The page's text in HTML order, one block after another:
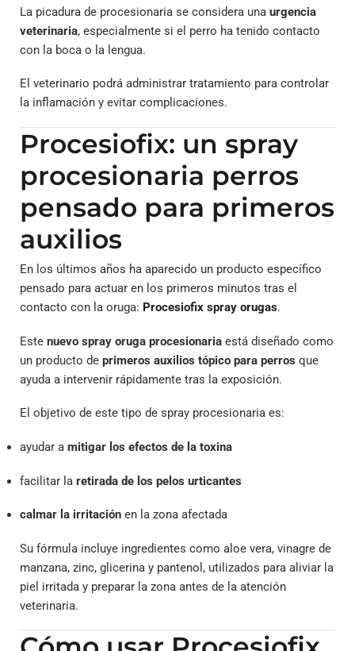
La picadura de procesionaria se considera una urgencia
veterinaria, especialmente si el perro ha tenido contacto
con la boca o la lengua.
El veterinario podrá administrar tratamiento para controlar
la inflamación y evitar complicaciones.
Procesiofix: un spray
procesionaria perros
pensado para primeros
auxilios
En los últimos años ha aparecido un producto específico
pensado para actuar en los primeros minutos tras el
contacto con la oruga: Procesiofix spray orugas.
Este nuevo spray oruga procesionaria está diseñado como
un producto de primeros auxilios tópico para perros que
ayuda a intervenir rápidamente tras la exposición.
El objetivo de este tipo de spray procesionaria es:
ayudar a mitigar los efectos de la toxina
facilitar la retirada de los pelos urticantes
calmar la irritación en la zona afectada
Su fórmula incluye ingredientes como aloe vera, vinagre de
manzana, zinc, glicerina y pantenol, utilizados para aliviar la
piel irritada y preparar la zona antes de la atención
veterinaria.